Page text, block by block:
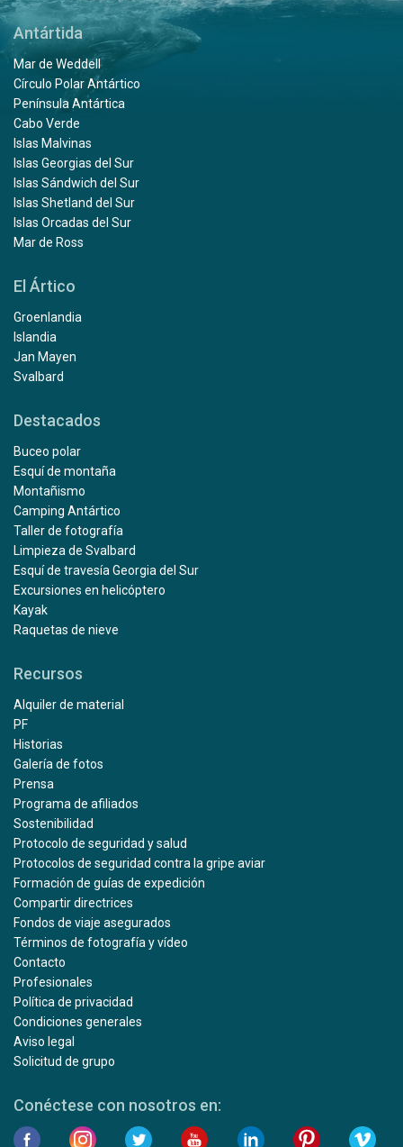
Antártida
Mar de Weddell
Círculo Polar Antártico
Península Antártica
Cabo Verde
Islas Malvinas
Islas Georgias del Sur
Islas Sándwich del Sur
Islas Shetland del Sur
Islas Orcadas del Sur
Mar de Ross
El Ártico
Groenlandia
Islandia
Jan Mayen
Svalbard
Destacados
Buceo polar
Esquí de montaña
Montañismo
Camping Antártico
Taller de fotografía
Limpieza de Svalbard
Esquí de travesía Georgia del Sur
Excursiones en helicóptero
Kayak
Raquetas de nieve
Recursos
Alquiler de material
PF
Historias
Galería de fotos
Prensa
Programa de afiliados
Sostenibilidad
Protocolo de seguridad y salud
Protocolos de seguridad contra la gripe aviar
Formación de guías de expedición
Compartir directrices
Fondos de viaje asegurados
Términos de fotografía y vídeo
Contacto
Profesionales
Política de privacidad
Condiciones generales
Aviso legal
Solicitud de grupo
Conéctese con nosotros en: